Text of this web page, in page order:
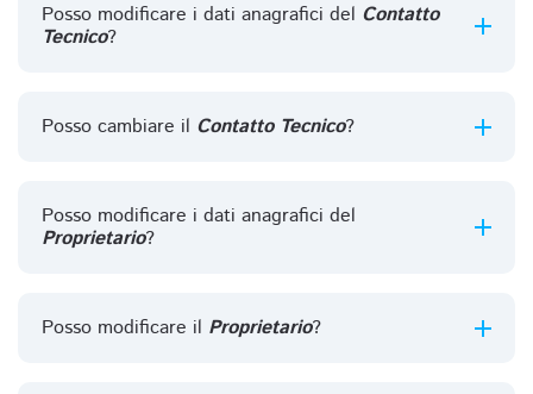
Posso modificare i dati anagrafici del Contatto
Tecnico?
Posso cambiare il Contatto Tecnico?
Posso modificare i dati anagrafici del
Proprietario?
Posso modificare il Proprietario?